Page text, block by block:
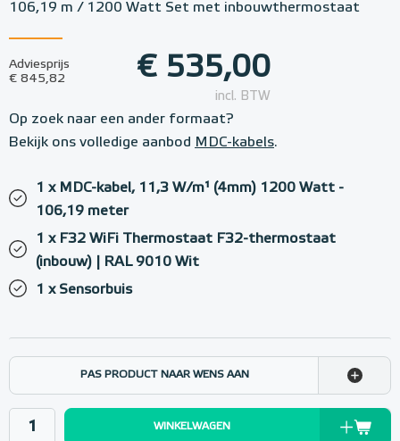
106,19 m / 1200 Watt Set met inbouwthermostaat
Adviesprijs
€ 845,82
€ 535,00
incl. BTW
Op zoek naar een ander formaat?
Bekijk ons volledige aanbod MDC-kabels.
1 x MDC-kabel, 11,3 W/m¹ (4mm) 1200 Watt -
106,19 meter
1 x F32 WiFi Thermostaat F32-thermostaat
(inbouw) | RAL 9010 Wit
1 x Sensorbuis
PAS PRODUCT NAAR WENS AAN
WINKELWAGEN